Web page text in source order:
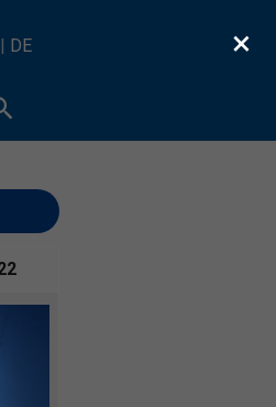
| DE ×